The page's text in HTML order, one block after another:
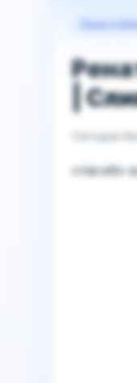
Рената
|
Сегодня
спасибо